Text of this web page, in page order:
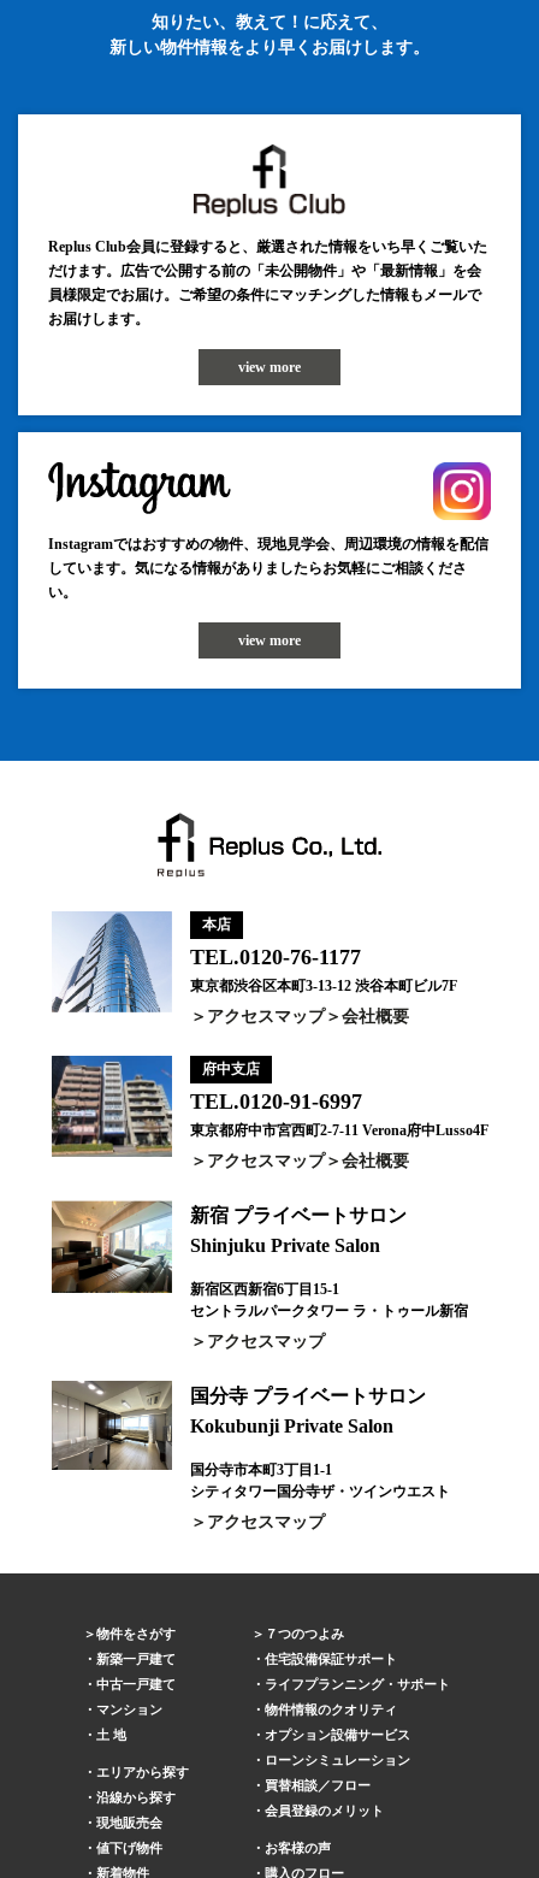
知りたい、教えて！に応えて、
新しい物件情報をより早くお届けします。
Replus Club会員に登録すると、厳選された情報をいち早くご覧いた
だけます。広告で公開する前の「未公開物件」や「最新情報」を会
員様限定でお届け。ご希望の条件にマッチングした情報もメールで
お届けします。
view more
Instagramではおすすめの物件、現地見学会、周辺環境の情報を配信
しています。気になる情報がありましたらお気軽にご相談くださ
い。
view more
本店
TEL.0120-76-1177
東京都渋谷区本町3-13-12 渋谷本町ビル7F
アクセスマップ 会社概要
府中支店
TEL.0120-91-6997
東京都府中市宮西町2-7-11 Verona府中Lusso4F
アクセスマップ 会社概要
新宿 プライベートサロン
Shinjuku Private Salon
新宿区西新宿6丁目15-1
セントラルパークタワー ラ・トゥール新宿
アクセスマップ
国分寺 プライベートサロン
Kokubunji Private Salon
国分寺市本町3丁目1-1
シティタワー国分寺ザ・ツインウエスト
アクセスマップ
物件をさがす
新築一戸建て
中古一戸建て
マンション
土 地
エリアから探す
沿線から探す
現地販売会
値下げ物件
新着物件
７つのつよみ
住宅設備保証サポート
ライフプランニング・サポート
物件情報のクオリティ
オプション設備サービス
ローンシミュレーション
買替相談／フロー
会員登録のメリット
お客様の声
購入のフロー